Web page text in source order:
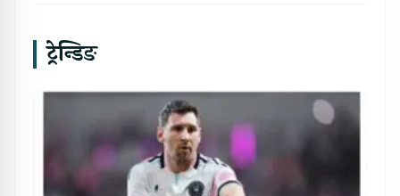
ट्रेन्डिङ